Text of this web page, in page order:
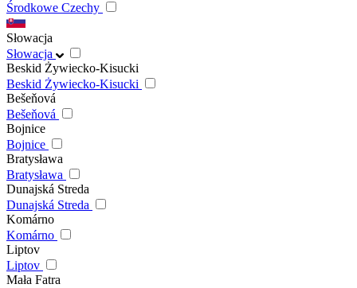
Środkowe Czechy
Słowacja
Słowacja
Beskid Żywiecko-Kisucki
Beskid Żywiecko-Kisucki
Bešeňová
Bešeňová
Bojnice
Bojnice
Bratysława
Bratysława
Dunajská Streda
Dunajská Streda
Komárno
Komárno
Liptov
Liptov
Mała Fatra